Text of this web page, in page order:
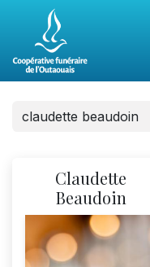
Claudette
Beaudoin